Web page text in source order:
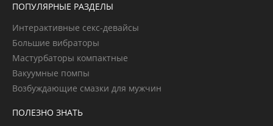
ПОПУЛЯРНЫЕ РАЗДЕЛЫ
Интерактивные секс-девайсы
Большие вибраторы
Мастурбаторы компактные
Вакуумные помпы
Возбуждающие смазки для мужчин
ПОЛЕЗНО ЗНАТЬ